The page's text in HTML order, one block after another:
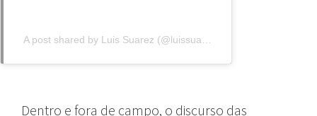
Dentro e fora de campo, o discurso das